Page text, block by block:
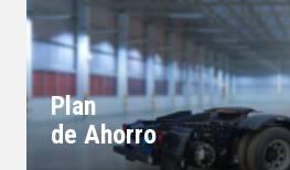
Plan
de Ahorro